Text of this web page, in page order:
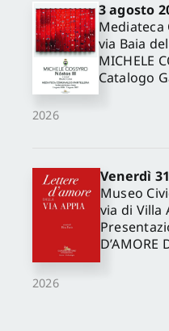
2026
3 agosto
Mediateca
via Baia
MICHELE
Catalogo
2026
Venerdì
Museo
via di Villa
D’AMORE